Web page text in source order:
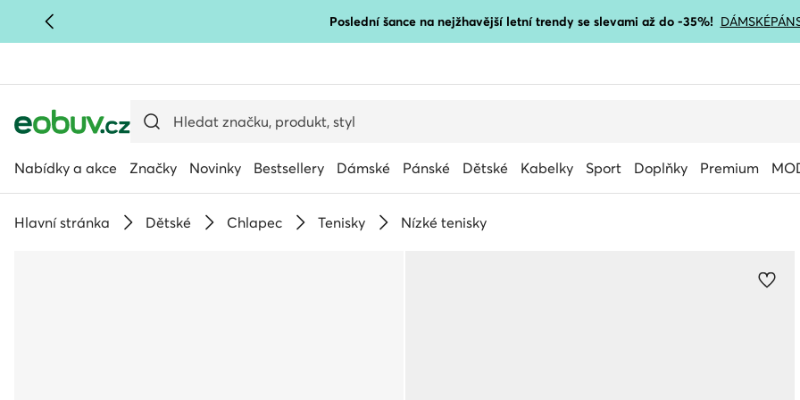
PŘEJÍT NA HLAVNÍ OBSAH Poslední šance na nejžhavější letní trendy se slevami až do -35%! DÁMSKÉ
Nabídky a akce Značky Novinky Bestsellery Dámské Pánské Dětské Kabelky Sport Doplňky Premium
Hlavní stránka Dětské Chlapec Tenisky Nízké tenisky